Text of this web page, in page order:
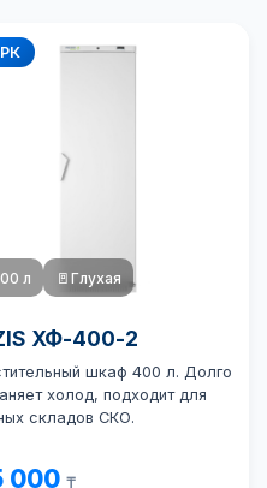
л 🚪Глухая
ХФ-400-2
шкаф 400 л. Долго
холод, подходит для
складов СКО.
000₸